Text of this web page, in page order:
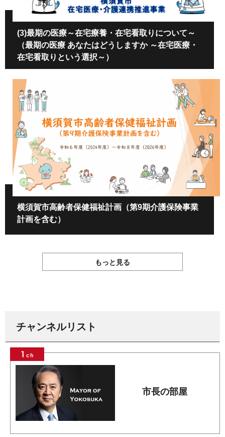
(3)最期の医療～在宅療養・在宅看取りについて～
（最期の医療 あなたはどうしますか ～在宅医療・
在宅看取りという選択～）
横須賀市高齢者保健福祉計画（第9期介護保険事業
計画を含む）
もっと見る
チャンネルリスト
市長の部屋